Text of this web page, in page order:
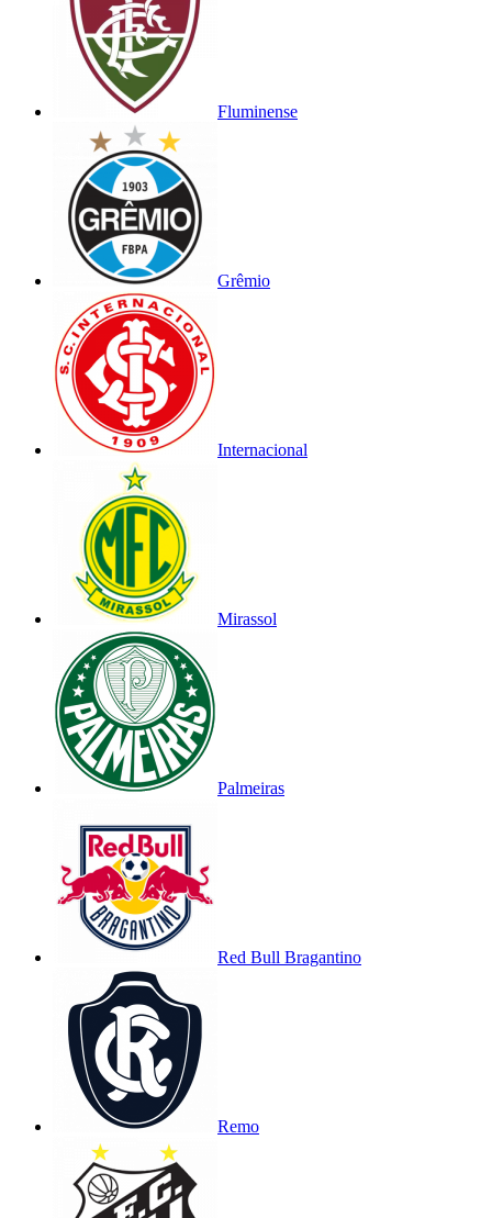
Fluminense
Grêmio
Internacional
Mirassol
Palmeiras
Red Bull Bragantino
Remo